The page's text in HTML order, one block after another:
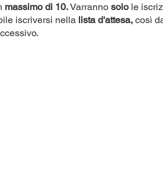
massimo di 10.Varranno solole
iscriversi nella lista d'attesa,così